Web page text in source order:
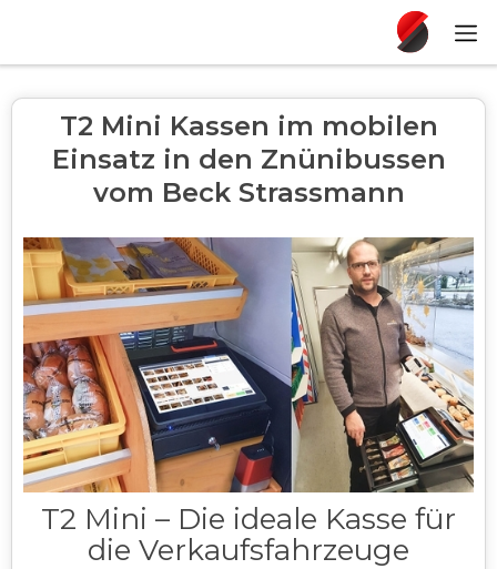
T2 Mini Kassen im mobilen
Einsatz in den Znünibussen
vom Beck Strassmann
T2 Mini – Die ideale Kasse für
die Verkaufsfahrzeuge